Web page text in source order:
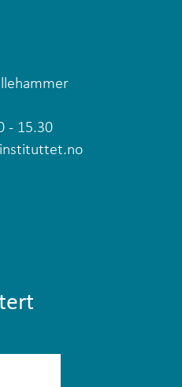
- 15.30